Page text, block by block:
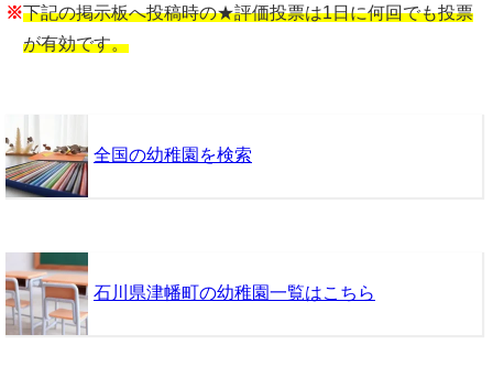
※下記の掲示板へ投稿時の★評価投票は1日に何回でも投票
が有効です。
全国の幼稚園を検索
石川県津幡町の幼稚園一覧はこちら